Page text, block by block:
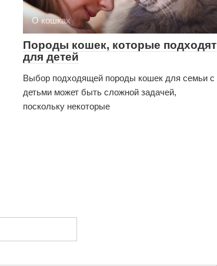
О кошках
Породы кошек, которые подходят
для детей
Выбор подходящей породы кошек для семьи с
детьми может быть сложной задачей,
поскольку некоторые